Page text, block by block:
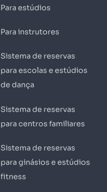
Para estúdios
Para instrutores
Sistema de reservas
para escolas e estúdios
de dança
Sistema de reservas
para centros familiares
Sistema de reservas
para ginásios e estúdios
fitness